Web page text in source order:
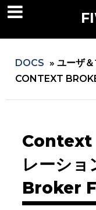
DOCS » ユーザ
CONTEXT
Context
レーシ
Broker